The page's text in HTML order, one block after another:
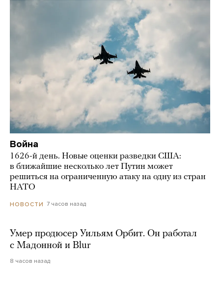
Война
1626-й день. Новые оценки разведки США:
в ближайшие несколько лет Путин может
решиться на ограниченную атаку на одну из стран
НАТО
НОВОСТИ 7 часов назад
Умер продюсер Уильям Орбит. Он работал
с Мадонной и Blur
8 часов назад